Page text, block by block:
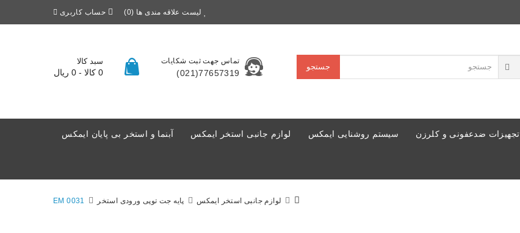
لیست علاقه مندی ها (0) حساب کاربری
جستجو
سبد کالا
0 کالا - 0 ریال
تماس جهت ثبت شکایات
77657319(021)
تجهیزات ضدعفونی و کلرزن سیستم روشنایی ایمکس لوازم جانبی استخر ایمکس آبنما و استخر بی پایان ایمکس
لوازم جانبی استخر ایمکس پایه جت توپی ورودی استخر EM 0031